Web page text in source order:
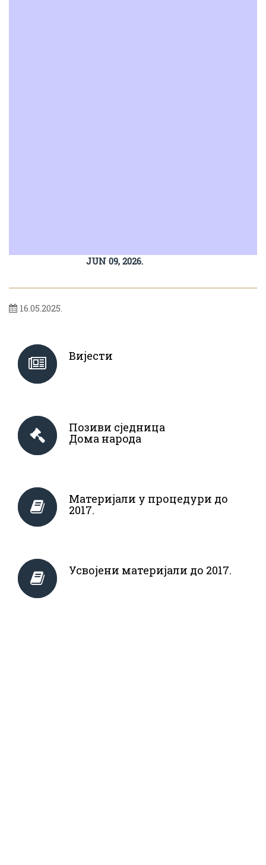
JUN 09, 2026.
16.05.2025.
Вијести
Позиви сједница
Дома народа
Материјали у процедури до
2017.
Усвојени материјали до 2017.